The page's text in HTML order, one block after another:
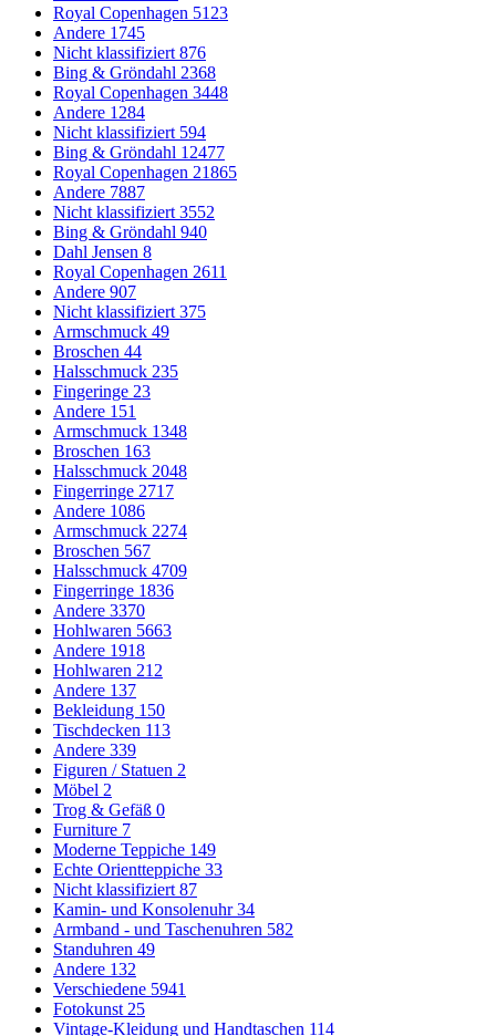
Royal Copenhagen 5123
Andere 1745
Nicht klassifiziert 876
Bing & Gröndahl 2368
Royal Copenhagen 3448
Andere 1284
Nicht klassifiziert 594
Bing & Gröndahl 12477
Royal Copenhagen 21865
Andere 7887
Nicht klassifiziert 3552
Bing & Gröndahl 940
Dahl Jensen 8
Royal Copenhagen 2611
Andere 907
Nicht klassifiziert 375
Armschmuck 49
Broschen 44
Halsschmuck 235
Fingeringe 23
Andere 151
Armschmuck 1348
Broschen 163
Halsschmuck 2048
Fingerringe 2717
Andere 1086
Armschmuck 2274
Broschen 567
Halsschmuck 4709
Fingerringe 1836
Andere 3370
Hohlwaren 5663
Andere 1918
Hohlwaren 212
Andere 137
Bekleidung 150
Tischdecken 113
Andere 339
Figuren / Statuen 2
Möbel 2
Trog & Gefäß 0
Furniture 7
Moderne Teppiche 149
Echte Orientteppiche 33
Nicht klassifiziert 87
Kamin- und Konsolenuhr34
Armband - und Taschenuhren 582
Standuhren 49
Andere 132
Verschiedene 5941
Fotokunst 25
Vintage-Kleidung und Handtaschen 114